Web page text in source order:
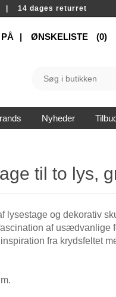
| 14 dages returret
ØNSKELISTE (0)
Nyheder
til to lys,
lysestage og dekorativ
af usædvanlige
fra krydsfeltet